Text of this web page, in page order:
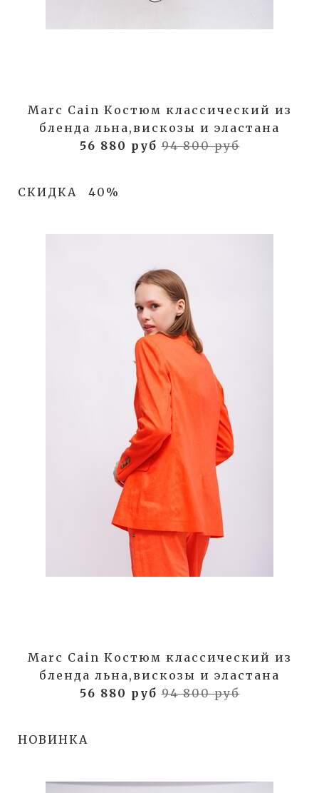
Marc Cain Костюм классический из
бленда льна,вискозы и эластана
56 880 руб94 800 руб
СКИДКА 40%
Marc Cain Костюм классический из
бленда льна,вискозы и эластана
56 880 руб94 800 руб
НОВИНКА